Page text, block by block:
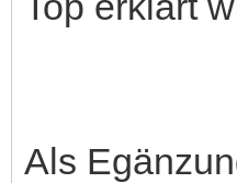
Als